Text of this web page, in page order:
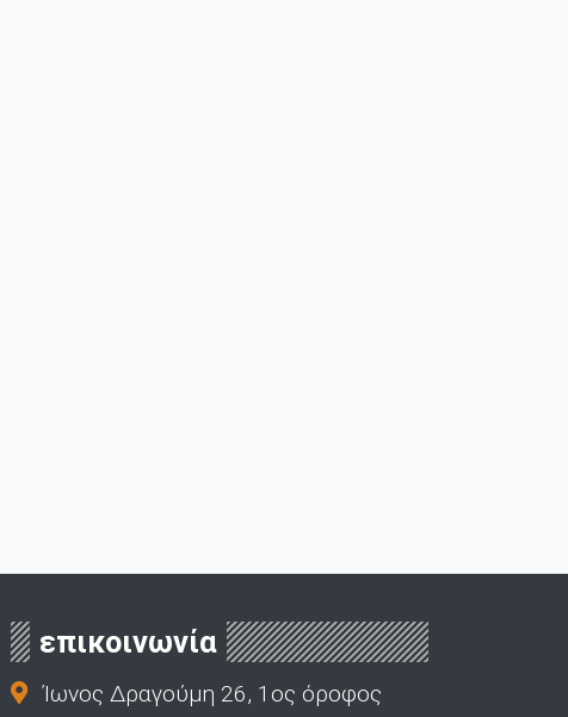
επικοινωνία
Ίωνος Δραγούμη 26, 1ος όροφος